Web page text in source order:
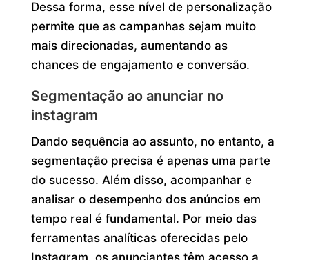
Dessa forma, esse nível de personalização
permite que as campanhas sejam muito
mais direcionadas, aumentando as
chances de engajamento e conversão.
Segmentação ao anunciar no
instagram
Dando sequência ao assunto, no entanto, a
segmentação precisa é apenas uma parte
do sucesso. Além disso, acompanhar e
analisar o desempenho dos anúncios em
tempo real é fundamental. Por meio das
ferramentas analíticas oferecidas pelo
Instagram, os anunciantes têm acesso a